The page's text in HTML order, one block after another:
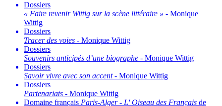
Dossiers
« Faire revenir Wittig sur la scène littéraire » - Monique
Wittig
Dossiers
Tracer des voies - Monique Wittig
Dossiers
Souvenirs anticipés d’une biographe - Monique Wittig
Dossiers
Savoir vivre avec son accent - Monique Wittig
Dossiers
Partenariats - Monique Wittig
Domaine français Paris-Alger - L' Oiseau des Français de